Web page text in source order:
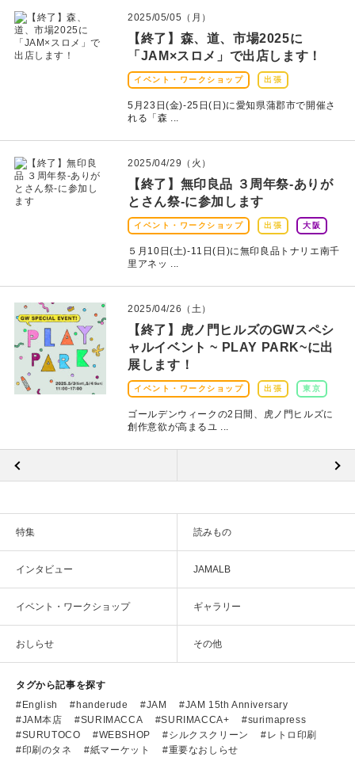
2025/05/05（月）
【終了】森、道、市場2025に
「JAM×スロメ」で出店します！
イベント・ワークショップ 出張
5月23日(金)-25日(日)に愛知県蒲郡市で開催さ
れる「森 ...
2025/04/29（火）
【終了】無印良品 ３周年祭-ありが
とさん祭-に参加します
イベント・ワークショップ 出張 大阪
５月10日(土)-11日(日)に無印良品トナリエ南千
里アネッ ...
2025/04/26（土）
【終了】虎ノ門ヒルズのGWスペシ
ャルイベント ~ PLAY PARK~に出
展します！
イベント・ワークショップ 出張 東京
ゴールデンウィークの2日間、虎ノ門ヒルズに
創作意欲が高まるユ ...
特集 読みもの
インタビュー JAMALB
イベント・ワークショップ ギャラリー
おしらせ その他
タグから記事を探す
English
handerude JAM
JAM 15th Anniversary
JAM本店
SURIMACCA SURIMACCA+
surimapress
SURUTOCO
WEBSHOP シルクスクリーン
レトロ印刷
印刷のタネ
紙マーケット 重要なおしらせ